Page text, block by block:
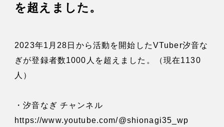
Recruit
News
お知らせ
Contact
お問い合わせ
を超えました。
2023年1月28日から活動を開始したVTuber汐音な
ぎが登録者数1000人を超えました。（現在1130
人）
・汐音なぎ チャンネル
https://www.youtube.com/@shionagi35_wp